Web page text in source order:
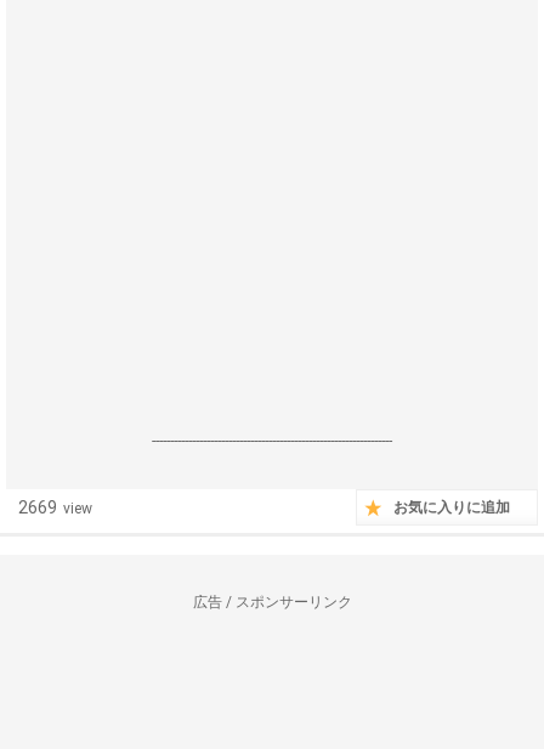
------------------------------------------------------------------
2669 view お気に入りに追加
広告 / スポンサーリンク